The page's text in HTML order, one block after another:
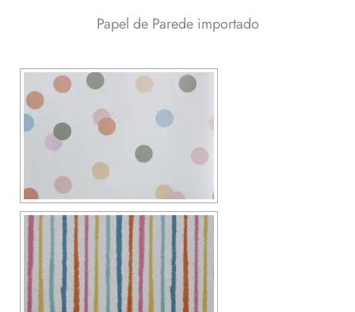
Papel de Parede importado